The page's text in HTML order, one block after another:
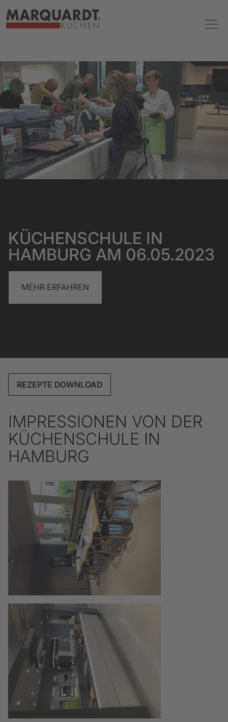
KÜCHENSCHULE IN
HAMBURG AM 06.05.2023
MEHR ERFAHREN
REZEPTE DOWNLOAD
IMPRESSIONEN VON DER
KÜCHENSCHULE IN
HAMBURG